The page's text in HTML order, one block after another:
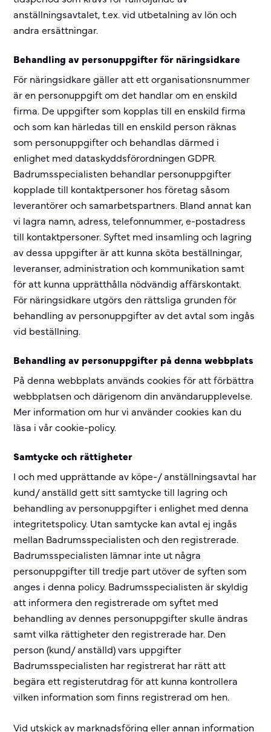
anställningsavtalet, t.ex. vid utbetalning av lön och
andra ersättningar.
Behandling av personuppgifter för näringsidkare
För näringsidkare gäller att ett organisationsnummer
är en personuppgift om det handlar om en enskild
firma. De uppgifter som kopplas till en enskild firma
och som kan härledas till en enskild person räknas
som personuppgifter och behandlas därmed i
enlighet med dataskyddsförordningen GDPR.
Badrumsspecialisten behandlar personuppgifter
kopplade till kontaktpersoner hos företag såsom
leverantörer och samarbetspartners. Bland annat kan
vi lagra namn, adress, telefonnummer, e-postadress
till kontaktpersoner. Syftet med insamling och lagring
av dessa uppgifter är att kunna sköta beställningar,
leveranser, administration och kommunikation samt
för att kunna upprätthålla nödvändig affärskontakt.
För näringsidkare utgörs den rättsliga grunden för
behandling av personuppgifter av det avtal som ingås
vid beställning.
Behandling av personuppgifter på denna webbplats
På denna webbplats används cookies för att förbättra
webbplatsen och därigenom din användarupplevelse.
Mer information om hur vi använder cookies kan du
läsa i vår cookie-policy.
Samtycke och rättigheter
I och med upprättande av köpe-/ anställningsavtal har
kund/ anställd gett sitt samtycke till lagring och
behandling av personuppgifter i enlighet med denna
integritetspolicy. Utan samtycke kan avtal ej ingås
mellan Badrumsspecialisten och den registrerade.
Badrumsspecialisten lämnar inte ut några
personuppgifter till tredje part utöver de syften som
anges i denna policy. Badrumsspecialisten är skyldig
att informera den registrerade om syftet med
behandling av dennes personuppgifter skulle ändras
samt vilka rättigheter den registrerade har. Den
person (kund/ anställd) vars uppgifter
Badrumsspecialisten har registrerat har rätt att
begära ett registerutdrag för att kunna kontrollera
vilken information som finns registrerad om hen.
Vid utskick av marknadsföring eller annan information